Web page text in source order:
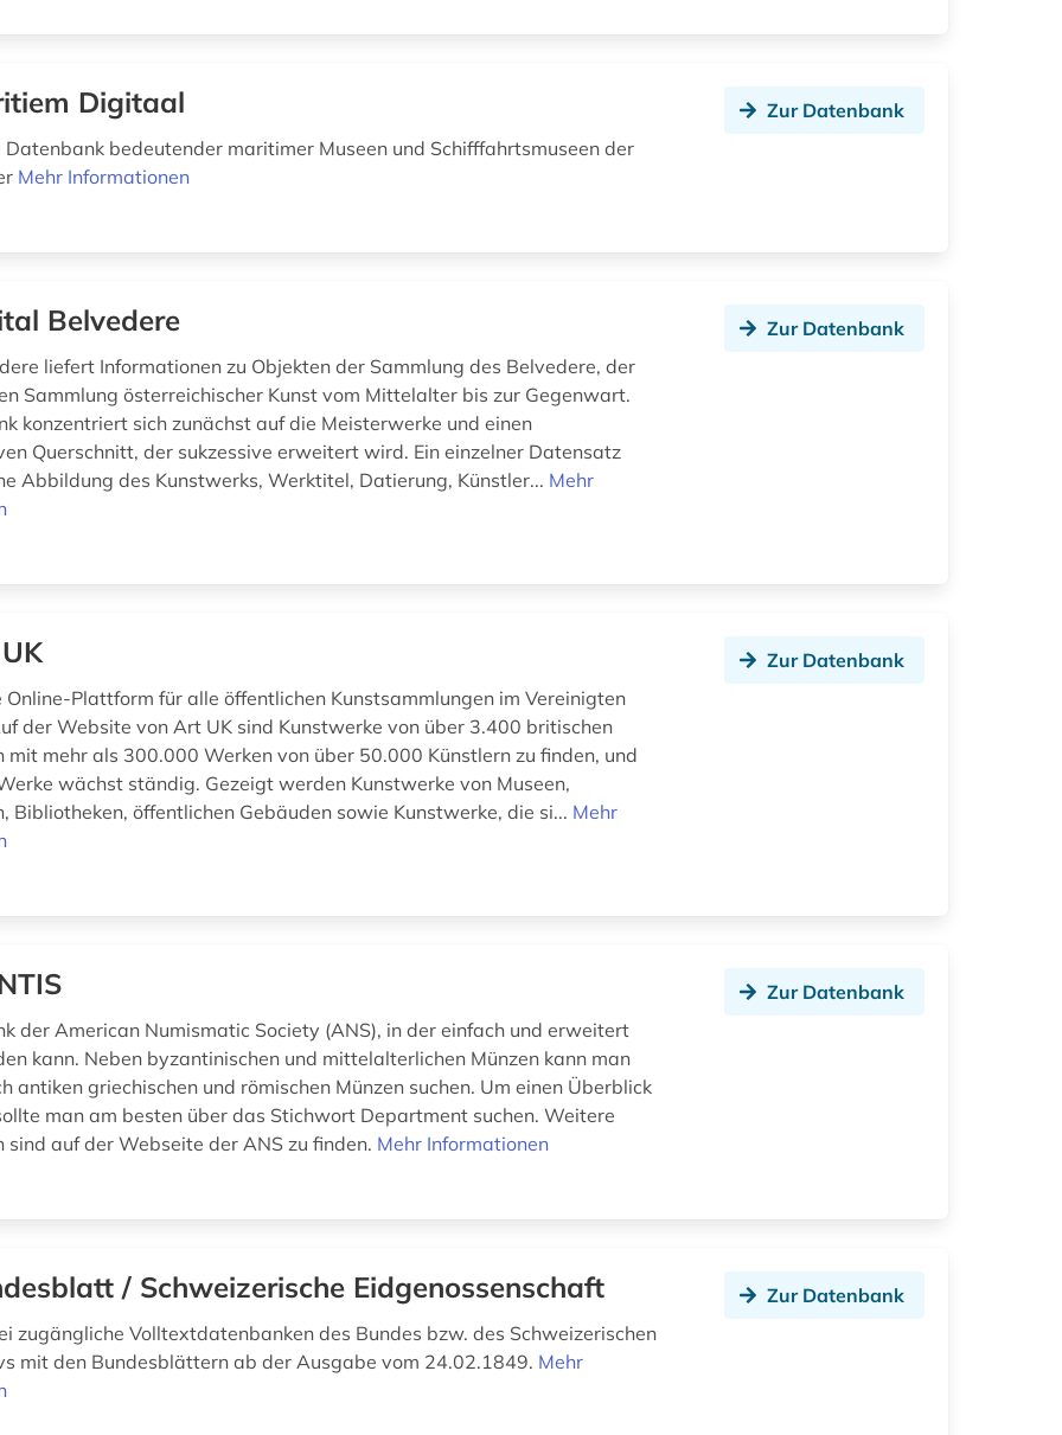
Digitaal
Datenbank bedeutender maritimer Museen und Schifffahrtsmuseen der
Mehr Informationen
Zur Datenbank
Belvedere
liefert Informationen zu Objekten der Sammlung des Belvedere, der
Sammlung österreichischer Kunst vom Mittelalter bis zur Gegenwart.
konzentriert sich zunächst auf die Meisterwerke und einen
Querschnitt, der sukzessive erweitert wird. Ein einzelner Datensatz
Abbildung des Kunstwerks, Werktitel, Datierung, Künstler... Mehr
Zur Datenbank
Online-Plattform für alle öffentlichen Kunstsammlungen im Vereinigten
der Website von Art UK sind Kunstwerke von über 3.400 britischen
mit mehr als 300.000 Werken von über 50.000 Künstlern zu finden, und
wächst ständig. Gezeigt werden Kunstwerke von Museen,
Bibliotheken, öffentlichen Gebäuden sowie Kunstwerke, die si... Mehr
Zur Datenbank
der American Numismatic Society (ANS), in der einfach und erweitert
kann. Neben byzantinischen und mittelalterlichen Münzen kann man
antiken griechischen und römischen Münzen suchen. Um einen Überblick
man am besten über das Stichwort Department suchen. Weitere
sind auf der Webseite der ANS zu finden. Mehr Informationen
Zur Datenbank
/ Schweizerische Eidgenossenschaft
zugängliche Volltextdatenbanken des Bundes bzw. des Schweizerischen
mit den Bundesblättern ab der Ausgabe vom 24.02.1849. Mehr
Zur Datenbank